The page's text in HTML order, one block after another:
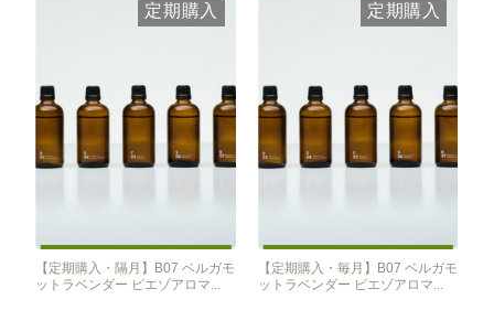
定期購入
【定期購入・隔月】B07 ベルガモ
ットラベンダー ピエゾアロマ...
定期購入
【定期購入・毎月】B07 ベルガモ
ットラベンダー ピエゾアロマ...